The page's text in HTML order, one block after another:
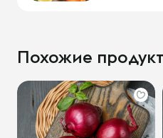
Похожие